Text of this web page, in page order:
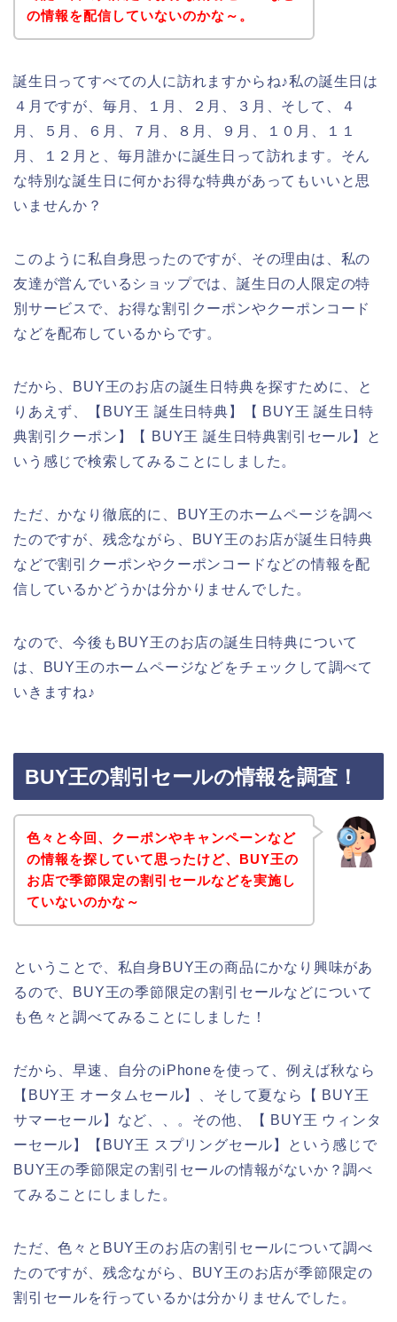
の情報を配信していないのかな～。
誕生日ってすべての人に訪れますからね♪私の誕生日は
４月ですが、毎月、１月、２月、３月、そして、４
月、５月、６月、７月、８月、９月、１０月、１１
月、１２月と、毎月誰かに誕生日って訪れます。そん
な特別な誕生日に何かお得な特典があってもいいと思
いませんか？
このように私自身思ったのですが、その理由は、私の
友達が営んでいるショップでは、誕生日の人限定の特
別サービスで、お得な割引クーポンやクーポンコード
などを配布しているからです。
だから、BUY王のお店の誕生日特典を探すために、と
りあえず、【BUY王 誕生日特典】【 BUY王 誕生日特
典割引クーポン】【 BUY王 誕生日特典割引セール】と
いう感じで検索してみることにしました。
ただ、かなり徹底的に、BUY王のホームページを調べ
たのですが、残念ながら、BUY王のお店が誕生日特典
などで割引クーポンやクーポンコードなどの情報を配
信しているかどうかは分かりませんでした。
なので、今後もBUY王のお店の誕生日特典について
は、BUY王のホームページなどをチェックして調べて
いきますね♪
BUY王の割引セールの情報を調査！
色々と今回、クーポンやキャンペーンなど
の情報を探していて思ったけど、BUY王の
お店で季節限定の割引セールなどを実施し
ていないのかな～
ということで、私自身BUY王の商品にかなり興味があ
るので、BUY王の季節限定の割引セールなどについて
も色々と調べてみることにしました！
だから、早速、自分のiPhoneを使って、例えば秋なら
【BUY王 オータムセール】、そして夏なら【 BUY王
サマーセール】など、、。その他、【 BUY王 ウィンタ
ーセール】【BUY王 スプリングセール】という感じで
BUY王の季節限定の割引セールの情報がないか？調べ
てみることにしました。
ただ、色々とBUY王のお店の割引セールについて調べ
たのですが、残念ながら、BUY王のお店が季節限定の
割引セールを行っているかは分かりませんでした。